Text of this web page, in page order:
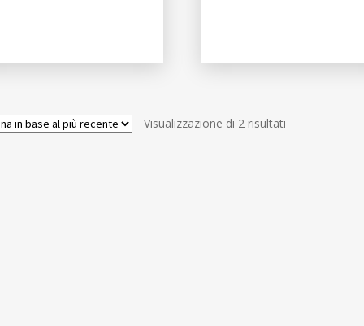
Visualizzazione di 2 risultatiOrdina